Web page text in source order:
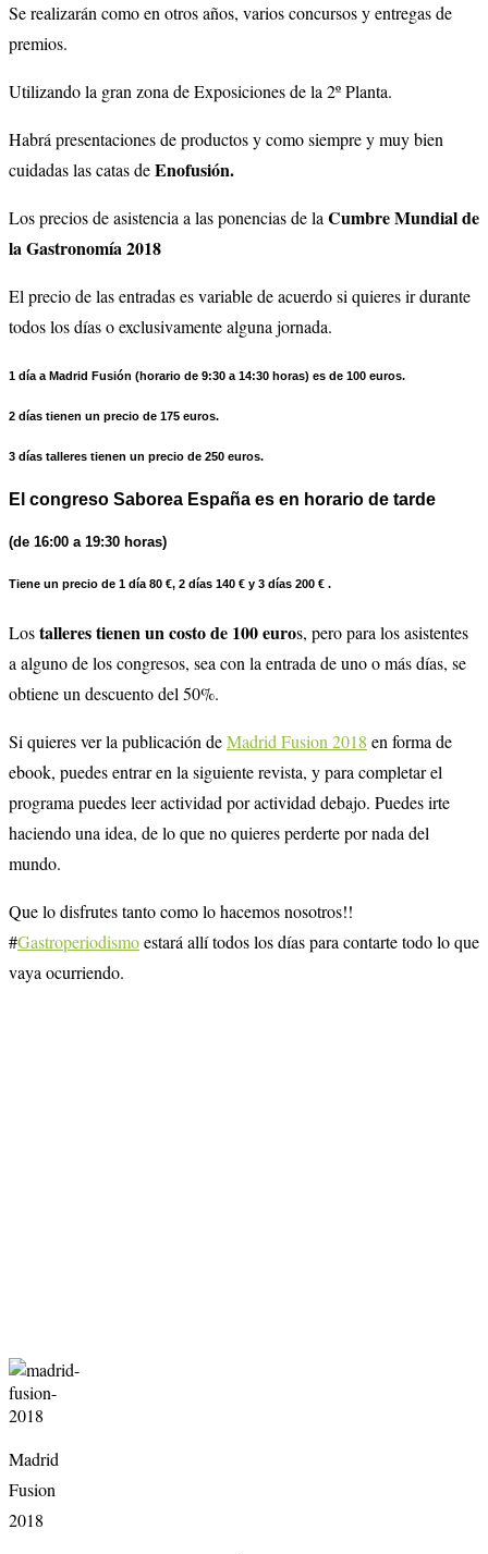
Se realizarán como en otros años, varios concursos y entregas de
premios.
Utilizando la gran zona de Exposiciones de la 2º Planta.
Habrá presentaciones de productos y como siempre y muy bien
cuidadas las catas deEnofusión.
Los precios de asistencia a las ponencias de laCumbre Mundial de
la Gastronomía 2018
El precio de las entradas es variable de acuerdo si quieres ir durante
todos los días o exclusivamente alguna jornada.
1 día a Madrid Fusión (horario de 9:30 a 14:30 horas) es de 100 euros.
2 días tienen un precio de 175 euros.
3 días talleres tienen un precio de 250 euros.
El congreso Saborea España es en horario de tarde
(de 16:00 a 19:30 horas)
Tiene un precio de 1 día 80 €, 2 días 140 € y 3 días 200 € .
Lostalleres tienen un costo de 100 euros, pero para los asistentes
a alguno de los congresos, sea con la entrada de uno o más días, se
obtiene un descuento del 50%.
Si quieres ver la publicación deMadrid Fusion 2018 en forma de
ebook, puedes entrar en la siguiente revista, y para completar el
programa puedes leer actividad por actividad debajo. Puedes irte
haciendo una idea, de lo que no quieres perderte por nada del
mundo.
Que lo disfrutes tanto como lo hacemos nosotros!!
#Gastroperiodismoestará allí todos los días para contarte todo lo que
vaya ocurriendo.
Madrid
Fusion
2018